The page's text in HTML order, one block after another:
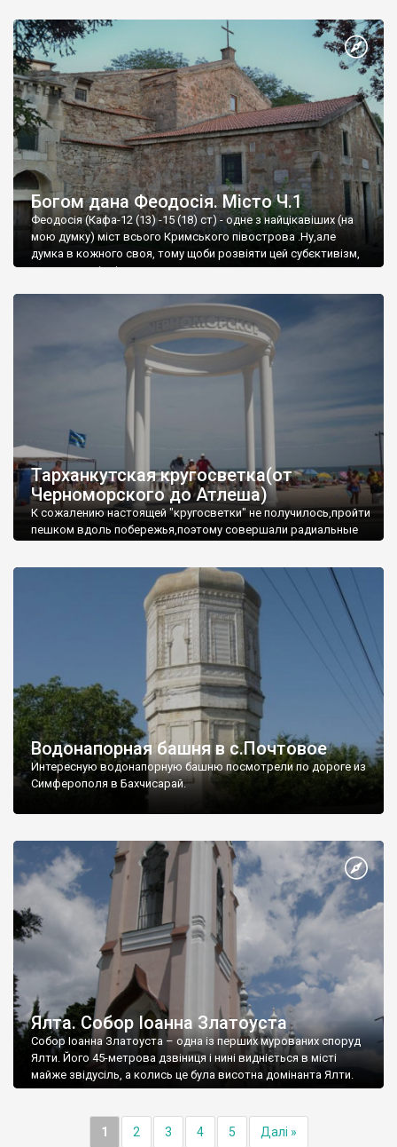
Богом дана Феодосія. Місто Ч.1
Феодосія (Кафа-12 (13) -15 (18) ст) - одне з найцікавіших (на
мою думку) міст всього Кримського півострова .Ну,але
думка в кожного своя, тому щоби розвіяти цей субєктивізм,
запрошую відвідати це
Тарханкутская кругосветка(от
Черноморского до Атлеша)
К сожалению настоящей "кругосветки" не получилось,пройти
пешком вдоль побережья,поэтому совершали радиальные
Водонапорная башня в с.Почтовое
Интересную водонапорную башню посмотрели по дороге из
Симферополя в Бахчисарай.
Ялта. Собор Іоанна Златоуста
Собор Іоанна Златоуста – одна із перших мурованих споруд
Ялти. Його 45-метрова дзвіниця і нині видніється в місті
майже звідусіль, а колись це була висотна домінанта Ялти.
1 2 3 4 5 Далі »